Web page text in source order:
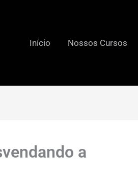
Início Nossos Cursos
a